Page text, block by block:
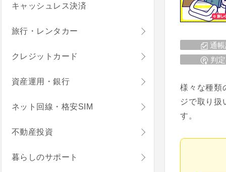
通
判
様々な種類
ジで取り扱
す。
キャッシュレス決済
旅行・レンタカー
クレジットカード
資産運用・銀行
ネット回線・格安SIM
不動産投資
暮らしのサポート